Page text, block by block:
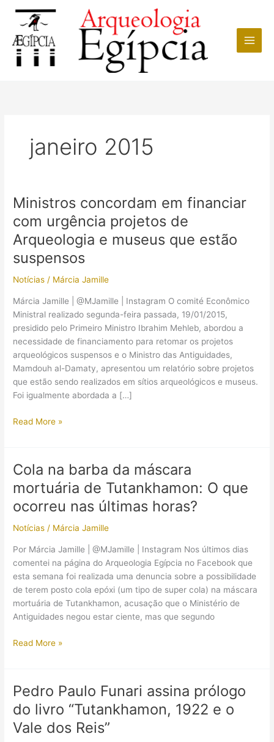
conteúdo
janeiro 2015
Ministros concordam em financiar
com urgência projetos de
Arqueologia e museus que estão
suspensos
Notícias / Márcia Jamille
Márcia Jamille | @MJamille | Instagram O comité Econômico
Ministral realizado segunda-feira passada, 19/01/2015,
presidido pelo Primeiro Ministro Ibrahim Mehleb, abordou a
necessidade de financiamento para retomar os projetos
arqueológicos suspensos e o Ministro das Antiguidades,
Mamdouh al-Damaty, apresentou um relatório sobre projetos
que estão sendo realizados em sítios arqueológicos e museus.
Foi igualmente abordada a […]
Ministros
com
urgência
projetos
de
Arqueologia
museus
que
estão
suspensos
Read More »
Cola na barba da máscara
mortuária de Tutankhamon: O que
ocorreu nas últimas horas?
Notícias / Márcia Jamille
Por Márcia Jamille | @MJamille | Instagram Nos últimos dias
comentei na página do Arqueologia Egípcia no Facebook que
esta semana foi realizada uma denuncia sobre a possibilidade
de terem posto cola epóxi (um tipo de super cola) na máscara
mortuária de Tutankhamon, acusação que o Ministério de
Antiguidades negou estar ciente, mas que segundo
Cola
máscara
mortuária
de
Tutankhamon:
Read More »
Pedro Paulo Funari assina prólogo
do livro “Tutankhamon, 1922 e o
Vale dos Reis”